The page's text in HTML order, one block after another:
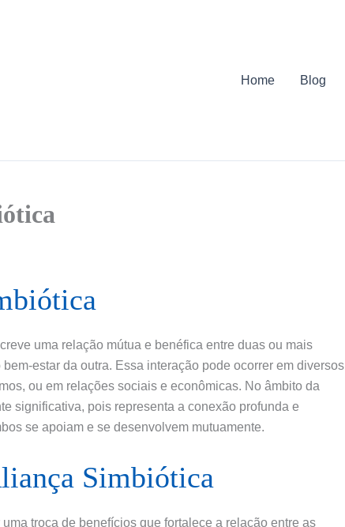
Home Blog
uma relação mútua e benéfica entre duas ou mais
estar da outra. Essa interação pode ocorrer em diversos
ou em relações sociais e econômicas. No âmbito da
significativa, pois representa a conexão profunda e
se apoiam e se desenvolvem mutuamente.
Simbiótica
troca de benefícios que fortalece a relação entre as